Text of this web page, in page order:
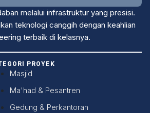
melalui infrastruktur yang presisi.
teknologi canggih dengan keahlian
terbaik di kelasnya.
PROYEK
Masjid
Ma'had & Pesantren
Gedung & Perkantoran